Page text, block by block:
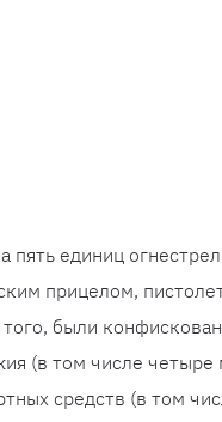
пять единиц
прицелом,
были
(в том числе
средств (в том